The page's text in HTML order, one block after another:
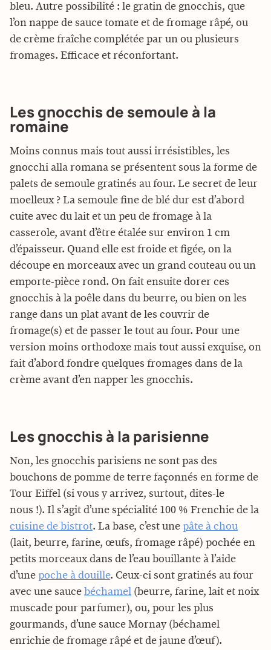
bleu. Autre possibilité : le gratin de gnocchis, que
l’on nappe de sauce tomate et de fromage râpé, ou
de crème fraîche complétée par un ou plusieurs
fromages. Efficace et réconfortant.
Les gnocchis de semoule à la
romaine
Moins connus mais tout aussi irrésistibles, les
gnocchi alla romana se présentent sous la forme de
palets de semoule gratinés au four. Le secret de leur
moelleux ? La semoule fine de blé dur est d’abord
cuite avec du lait et un peu de fromage à la
casserole, avant d’être étalée sur environ 1 cm
d’épaisseur. Quand elle est froide et figée, on la
découpe en morceaux avec un grand couteau ou un
emporte-pièce rond. On fait ensuite dorer ces
gnocchis à la poêle dans du beurre, ou bien on les
range dans un plat avant de les couvrir de
fromage(s) et de passer le tout au four. Pour une
version moins orthodoxe mais tout aussi exquise, on
fait d’abord fondre quelques fromages dans de la
crème avant d’en napper les gnocchis.
Les gnocchis à la parisienne
Non, les gnocchis parisiens ne sont pas des
bouchons de pomme de terre façonnés en forme de
Tour Eiffel (si vous y arrivez, surtout, dites-le
nous !). Il s’agit d’une spécialité 100 % Frenchie de la
cuisine de bistrot. La base, c’est une pâte à chou
(lait, beurre, farine, œufs, fromage râpé) pochée en
petits morceaux dans de l’eau bouillante à l’aide
d’une poche à douille. Ceux-ci sont gratinés au four
avec une sauce béchamel (beurre, farine, lait et noix
muscade pour parfumer), ou, pour les plus
gourmands, d’une sauce Mornay (béchamel
enrichie de fromage râpé et de jaune d’œuf).